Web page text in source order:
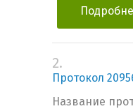
2.
Протокол
Название